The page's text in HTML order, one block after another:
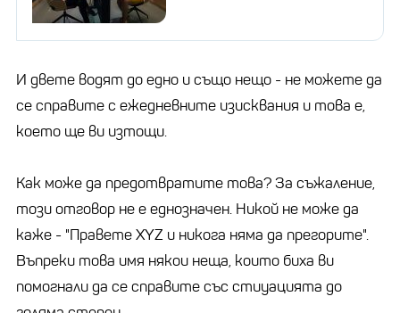
И двете водят до едно и също нещо - не можете да
се справите с ежедневните изисквания и това е,
което ще ви изтощи.
Как може да предотвратите това? За съжаление,
този отговор не е еднозначен. Никой не може да
каже - "Правете XYZ и никога няма да прегорите".
Въпреки това имя някои неща, които биха ви
помогнали да се справите със стиуацията до